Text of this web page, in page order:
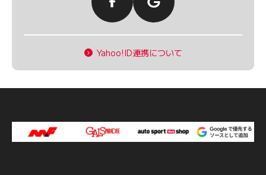
Yahoo!ID連携について